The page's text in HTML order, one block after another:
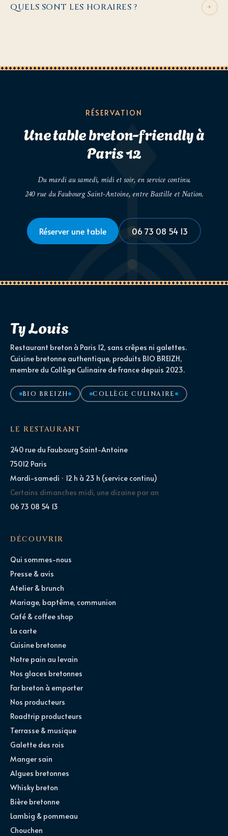
QUELS SONT LES HORAIRES ? +
RÉSERVATION
Une table breton-friendly à
Paris 12
Du mardi au samedi, midi et soir, en service continu.
240 rue du Faubourg Saint-Antoine, entre Bastille et Nation.
Réserver une table 06 73 08 54 13
Ty Louis
Restaurant breton à Paris 12, sans crêpes ni galettes.
Cuisine bretonne authentique, produits BIO BREIZH,
membre du Collège Culinaire de France depuis 2023.
BIO BREIZH COLLÈGE CULINAIRE
LE RESTAURANT
240 rue du Faubourg Saint-Antoine
75012 Paris
Mardi-samedi · 12 h à 23 h (service continu)
Certains dimanches midi, une dizaine par an
06 73 08 54 13
DÉCOUVRIR
Qui sommes-nous
Presse & avis
Atelier & brunch
Mariage, baptême, communion
Café & coffee shop
La carte
Cuisine bretonne
Notre pain au levain
Nos glaces bretonnes
Far breton à emporter
Nos producteurs
Roadtrip producteurs
Terrasse & musique
Galette des rois
Manger sain
Algues bretonnes
Whisky breton
Bière bretonne
Lambig & pommeau
Chouchen